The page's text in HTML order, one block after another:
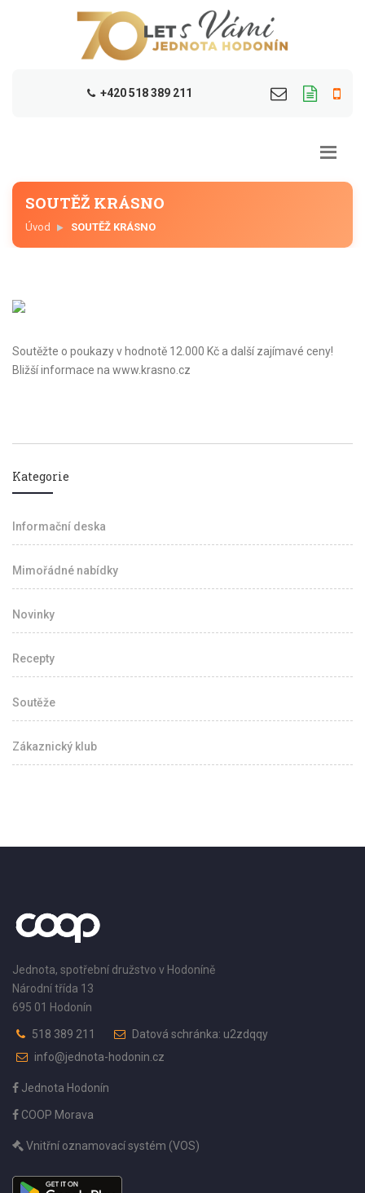
+420 518 389 211
SOUTĚŽ KRÁSNO
Úvod SOUTĚŽ KRÁSNO
Soutěžte o poukazy v hodnotě 12.000 Kč a další zajímavé ceny!
Bližší informace na www.krasno.cz
Kategorie
Informační deska
Mimořádné nabídky
Novinky
Recepty
Soutěže
Zákaznický klub
Jednota, spotřební družstvo v Hodoníně
Národní třída 13
695 01 Hodonín
518 389 211
Datová schránka: u2zdqqy
info@jednota-hodonin.cz
Jednota Hodonín
COOP Morava
Vnitřní oznamovací systém (VOS)